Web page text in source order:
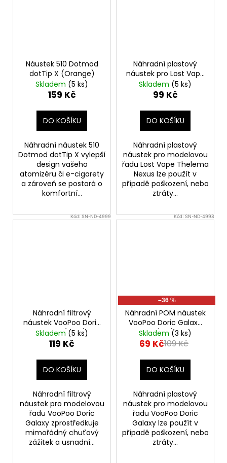
Náustek 510 Dotmod
dotTip X (Orange)
Skladem (5 ks)
159 Kč
DO KOŠÍKU
Náhradní náustek 510
Dotmod dotTip X vylepší
design vašeho
atomizéru či e-cigarety
a zároveň se postará o
komfortní...
Náhradní plastový
náustek pro Lost Vape
Thelema Nexus Pod
(2ks)
Skladem (5 ks)
99 Kč
DO KOŠÍKU
Náhradní plastový
náustek pro modelovou
řadu Lost Vape Thelema
Nexus lze použít v
případě poškození, nebo
ztráty...
Kód: SN-ND-4999
Náhradní filtrový
náustek VooPoo Doric
Galaxy (20ks)
Skladem (5 ks)
119 Kč
DO KOŠÍKU
Náhradní filtrový
náustek pro modelovou
řadu VooPoo Doric
Galaxy zprostředkuje
mimořádný chuťový
zážitek a usnadní...
Kód: SN-ND-4998
–36 %
Náhradní POM náustek
VooPoo Doric Galaxy
(2ks)
Skladem (3 ks)
69 Kč109 Kč
DO KOŠÍKU
Náhradní plastový
náustek pro modelovou
řadu VooPoo Doric
Galaxy lze použít v
případě poškození, nebo
ztráty...